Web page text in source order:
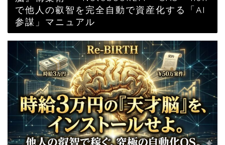
で他人の叡智を完全自動で資産化する「AI
参謀」マニュアル